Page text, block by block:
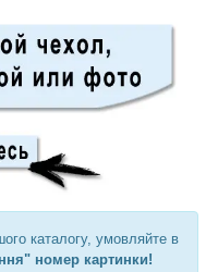
каталогу, умовляйте в
номер картинки!